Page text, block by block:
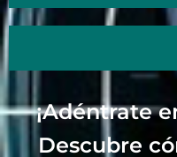
¡Adéntrate
Descubre